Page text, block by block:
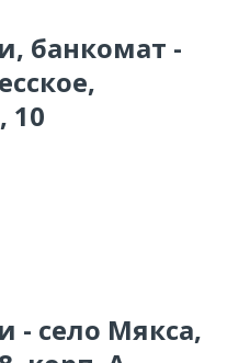
банкомат -
10
- село Мякса,